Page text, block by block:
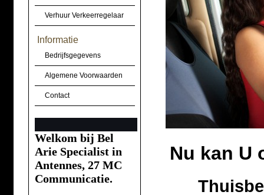
Verhuur Verkeerregelaar
Informatie
Bedrijfsgegevens
Algemene Voorwaarden
Contact
Welkom bij Bel
Arie Specialist in
Antennes, 27 MC
Communicatie.
Nu kan U